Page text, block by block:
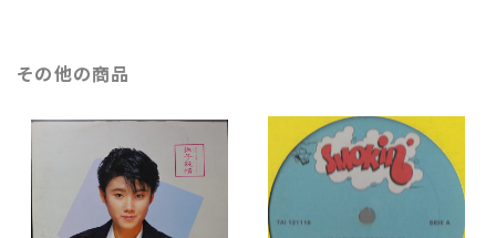
その他の商品